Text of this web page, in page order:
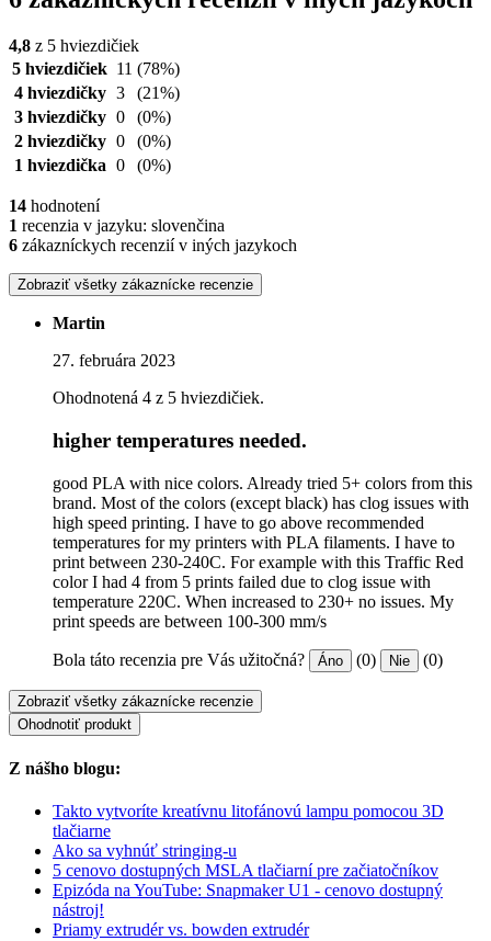
4,8 z 5 hviezdičiek
5 hviezdičiek 11 (78%)
4 hviezdičky 3
(21%)
3 hviezdičky 0
(0%)
2 hviezdičky 0
(0%)
1 hviezdička 0 (0%)
14 hodnotení
1 recenzia v jazyku: slovenčina
6 zákazníckych recenzií v iných jazykoch
Zobraziť všetky zákaznícke recenzie
Martin
27. februára 2023
Ohodnotená 4 z 5 hviezdičiek.
higher temperatures needed.
good PLA with nice colors. Already tried 5+ colors from this
brand. Most of the colors (except black) has clog issues with
high speed printing. I have to go above recommended
temperatures for my printers with PLA filaments. I have to
print between 230-240C. For example with this Traffic Red
color I had 4 from 5 prints failed due to clog issue with
temperature 220C. When increased to 230+ no issues. My
print speeds are between 100-300 mm/s
Bola táto recenzia pre Vás užitočná? Áno (0) Nie (0)
Zobraziť všetky zákaznícke recenzie
Ohodnotiť produkt
Z nášho blogu:
Takto vytvoríte kreatívnu litofánovú lampu pomocou 3D
tlačiarne
Ako sa vyhnúť stringing-u
5 cenovo dostupných MSLA tlačiarní pre začiatočníkov
Epizóda na YouTube: Snapmaker U1 - cenovo dostupný
nástroj!
Priamy extrudér vs. bowden extrudér